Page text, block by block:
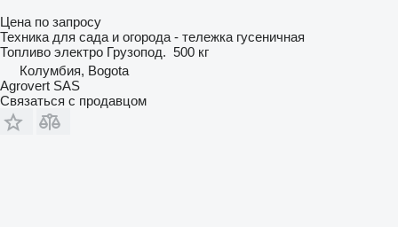
Цена по запросу
Техника для сада и огорода - тележка гусеничная
Топливо электро Грузопод. 500 кг
Колумбия, Bogota
Agrovert SAS
Связаться с продавцом